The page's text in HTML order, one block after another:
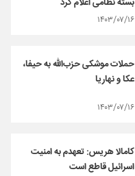
۱۴۰۳/۰۷/۱۶
حملات موشکی حزب‌الله به حیفا،
عکا و نهاریا
۱۴۰۳/۰۷/۱۶
کامالا هریس: تعهدم به امنیت
اسرائیل قاطع است